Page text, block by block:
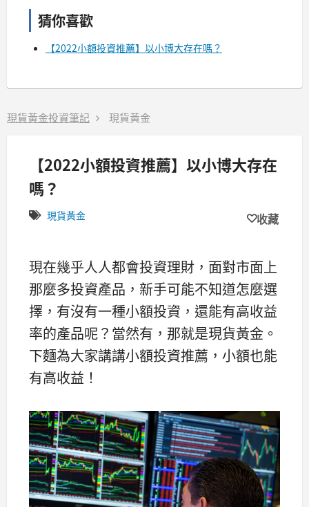
猜你喜歡
【2022小額投資推薦】以小博大存在嗎？
現貨黃金投資筆記 現貨黃金
【2022小額投資推薦】以小博大存在
嗎？
現貨黃金 收藏
現在幾乎人人都會投資理財，面對市面上
那麼多投資產品，新手可能不知道怎麼選
擇，有沒有一種小額投資，還能有高收益
率的產品呢？當然有，那就是現貨黃金。
下麵為大家講講小額投資推薦，小額也能
有高收益！